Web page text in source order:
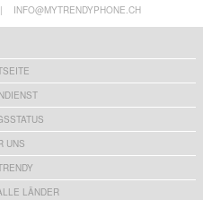
| INFO@MYTRENDYPHONE.CH
UNS
LÄNDER